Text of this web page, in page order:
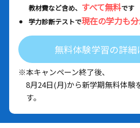
教材費など含め、 すべて無料です
学力診断テストで現在の学力も
無料体験学習の詳細
※本キャンペーン終了後、
8月24日(月)から新学期無料体験
す。